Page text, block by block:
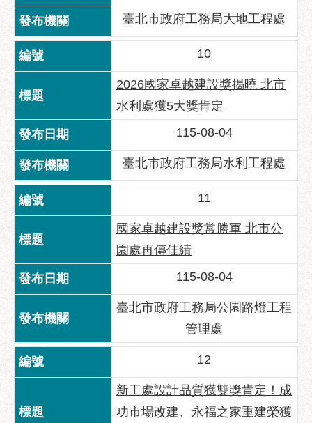
府
網
站
資
料
開
放
宣
告
隱
私
權
訊
全
政
策
絡
方
本
臺北市政府工務局大地工程處
10
2026國家卓越建設獎揭曉 北市
水利處獲5大獎肯定
115-08-04
臺北市政府工務局水利工程處
11
國家卓越建設獎常勝軍 北市公
園處再傳佳績
115-08-04
臺北市政府工務局公園路燈工程
管理處
12
新工處設計品質獲雙獎肯定！成
功市場改建、永福之家重建榮獲